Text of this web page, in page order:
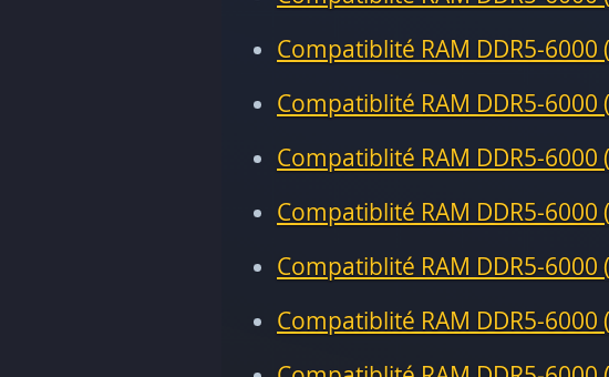
Compatiblité RAM DDR5-6000
Compatiblité RAM DDR5-6000
Compatiblité RAM DDR5-6000
Compatiblité RAM DDR5-6000
Compatiblité RAM DDR5-6000
Compatiblité RAM DDR5-6000